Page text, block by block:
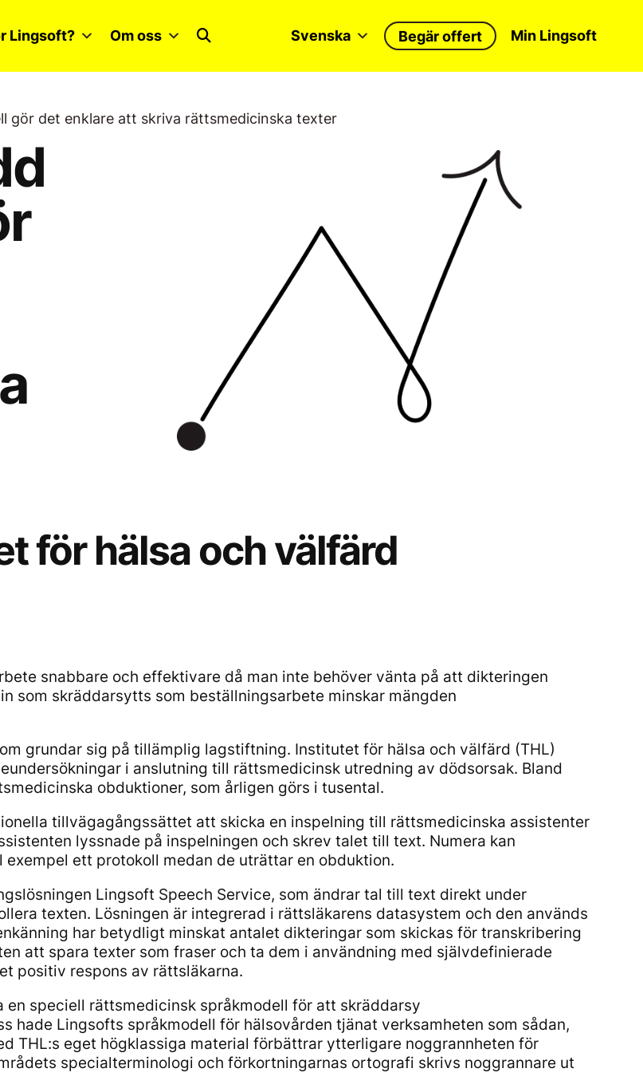
Lingsoft? Om oss Min Lingsoft
Begär offert
Svenska
gör det enklare att skriva rättsmedicinska texter
för hälsa och välfärd
snabbare och effektivare då man inte behöver vänta på att dikteringen
som skräddarsytts som beställningsarbete minskar mängden
grundar sig på tillämplig lagstiftning. Institutet för hälsa och välfärd (THL)
i anslutning till rättsmedicinsk utredning av dödsorsak. Bland
obduktioner, som årligen görs i tusental.
tillvägagångssättet att skicka en inspelning till rättsmedicinska assistenter
lyssnade på inspelningen och skrev talet till text. Numera kan
ett protokoll medan de uträttar en obduktion.
Lingsoft Speech Service, som ändrar tal till text direkt under
texten. Lösningen är integrerad i rättsläkarens datasystem och den används
har betydligt minskat antalet dikteringar som skickas för transkribering
att spara texter som fraser och ta dem i användning med självdefinierade
positiv respons av rättsläkarna.
speciell rättsmedicinsk språkmodell för att skräddarsy
hade Lingsofts språkmodell för hälsovården tjänat verksamheten som sådan,
THL:s eget högklassiga material förbättrar ytterligare noggrannheten för
specialterminologi och förkortningarnas ortografi skrivs noggrannare ut